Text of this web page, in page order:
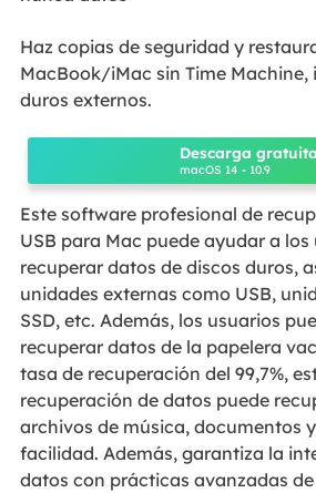
Haz copias de seguridad y
MacBook/iMac sin Time Machine,
duros externos.
Descarga gratuita
macOS 14 - 10.9
Este software profesional de
USB para Mac puede ayudar a los
recuperar datos de discos duros,
unidades externas como USB,
SSD, etc. Además, los usuarios
recuperar datos de la papelera
tasa de recuperación del 99,7%,
recuperación de datos puede
archivos de música, documentos
facilidad. Además, garantiza la
datos con prácticas avanzadas